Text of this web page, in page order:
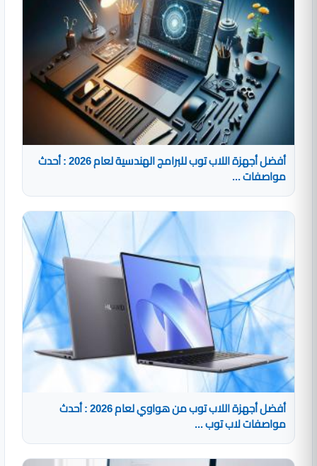
أفضل أجهزة اللاب توب للبرامج الهندسية لعام 2026 : أحدث
مواصفات ...
أفضل أجهزة اللاب توب من هواوي لعام 2026 : أحدث
مواصفات لاب توب ...